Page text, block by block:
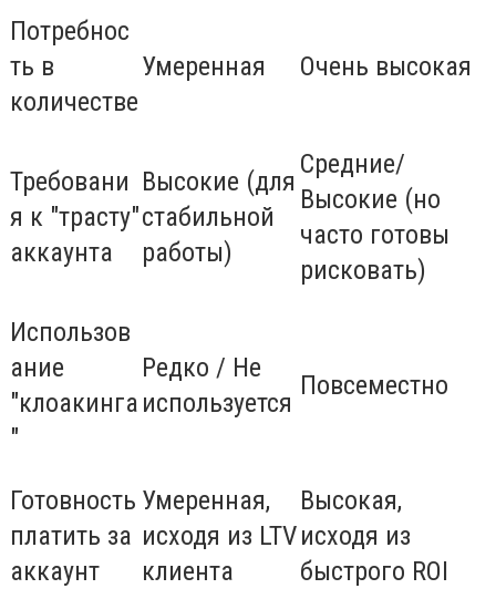
Потребнос
ть в
количестве
Умеренная Очень высокая
Требовани
я к "трасту"
аккаунта
Высокие (для
стабильной
работы)
Средние/
Высокие (но
часто готовы
рисковать)
Использов
ание
"клоакинга
"
Редко / Не
используется
Повсеместно
Готовность
платить за
аккаунт
Умеренная,
исходя из LTV
клиента
Высокая,
исходя из
быстрого ROI